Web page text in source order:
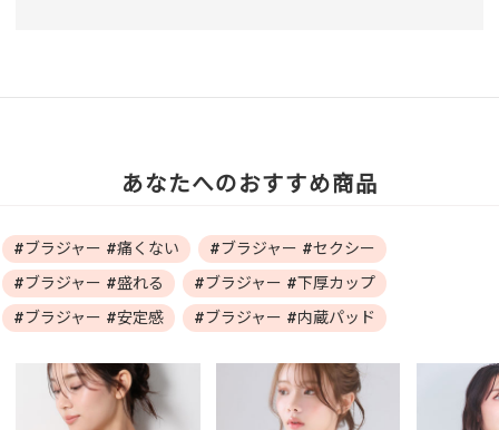
あなたへのおすすめ商品
#ブラジャー #痛くない
#ブラジャー #セクシー
#ブラジャー #盛れる
#ブラジャー #下厚カップ
#ブラジャー #安定感
#ブラジャー #内蔵パッド